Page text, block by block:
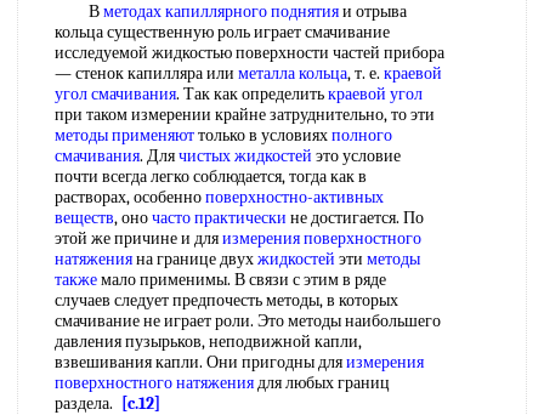
Вметодах капиллярного поднятияи отрыва
кольца существенную роль играет смачивание
исследуемой жидкостью поверхности частей прибора
— стенок капилляра или металла кольца, т. е. краевой
угол смачивания. Так как определитькраевой угол
при таком измерении крайне затруднительно, то эти
методы применяюттолько в условияхполного
смачивания. Длячистых жидкостей это условие
почти всегда легко соблюдается, тогда как в
растворах, особенноповерхностно-активных
веществ, оночасто практически не достигается. По
этой же причине и дляизмерения поверхностного
натяженияна границе двухжидкостей эти методы
такжемало применимы. В связи с этим в ряде
случаев следует предпочесть методы, в которых
смачивание не играет роли. Это методы наибольшего
давления пузырьков, неподвижной капли,
взвешивания капли. Они пригодны дляизмерения
поверхностного натяжениядля любых границ
раздела.
[c.12]